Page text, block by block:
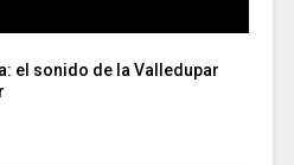
el sonido de la Valledupar